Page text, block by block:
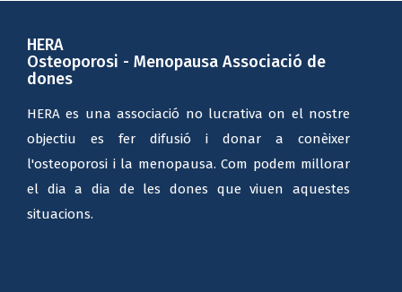
HERA
Osteoporosi - Menopausa Associació de
dones
HERA es una associació no lucrativa on el nostre
objectiu es fer difusió i donar a conèixer
l'osteoporosi i la menopausa. Com podem millorar
el dia a dia de les dones que viuen aquestes
situacions.